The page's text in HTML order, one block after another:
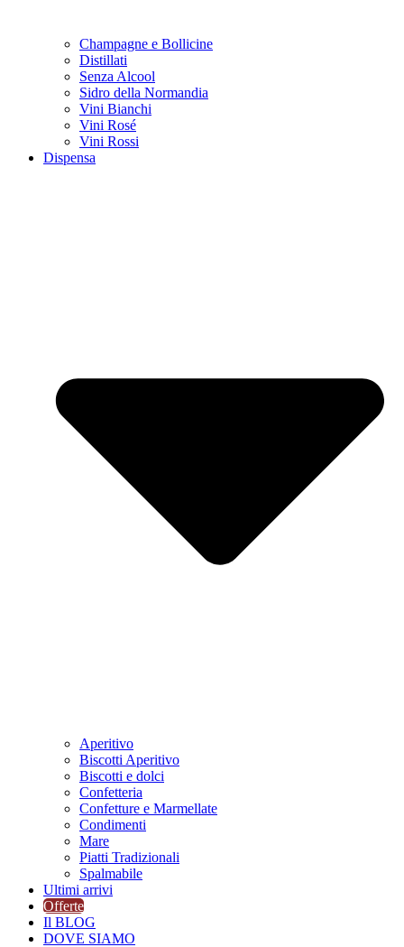
Champagne e Bollicine
Distillati
Senza Alcool
Sidro della Normandia
Vini Bianchi
Vini Rosé
Vini Rossi
Dispensa
Aperitivo
Biscotti Aperitivo
Biscotti e dolci
Confetteria
Confetture e Marmellate
Condimenti
Mare
Piatti Tradizionali
Spalmabile
Ultimi arrivi
Offerte
Il BLOG
DOVE SIAMO